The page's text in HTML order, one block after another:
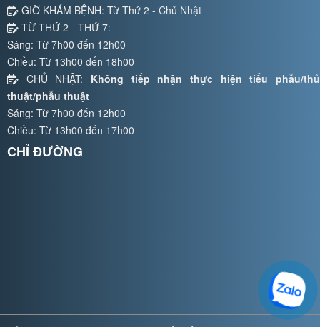
GIỜ KHÁM BỆNH: Từ Thứ 2 - Chủ Nhật
TỪ THỨ 2 - THỨ 7:
Sáng: Từ 7h00 đến 12h00
Chiều: Từ 13h00 đến 18h00
CHỦ NHẬT: Không tiếp nhận thực hiện tiểu phẫu/thủ
thuật/phẫu thuật
Sáng: Từ 7h00 đến 12h00
Chiều: Từ 13h00 đến 17h00
CHỈ ĐƯỜNG
Hosting Right Now